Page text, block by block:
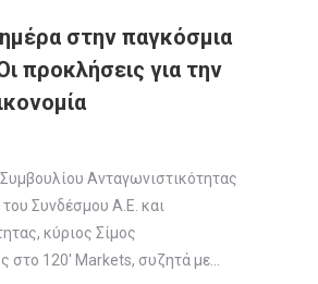
στην παγκόσμια
προκλήσεις για την
Ανταγωνιστικότητας
Συνδέσμου Α.Ε. και
κύριος Σίμος
στο 120′ Μarkets, συζητά με…